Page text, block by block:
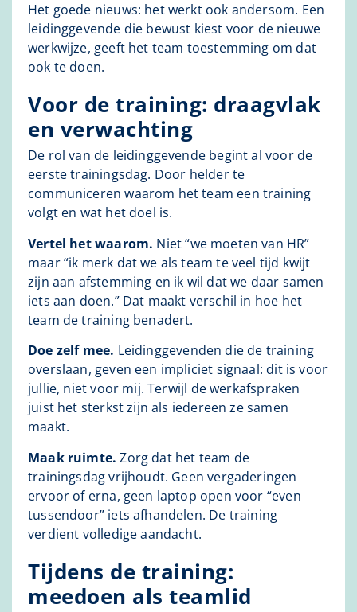
Het goede nieuws: het werkt ook andersom. Een
leidinggevende die bewust kiest voor de nieuwe
werkwijze, geeft het team toestemming om dat
ook te doen.
Voor de training: draagvlak
en verwachting
De rol van de leidinggevende begint al voor de
eerste trainingsdag. Door helder te
communiceren waarom het team een training
volgt en wat het doel is.
Vertel het waarom. Niet “we moeten van HR”
maar “ik merk dat we als team te veel tijd kwijt
zijn aan afstemming en ik wil dat we daar samen
iets aan doen.” Dat maakt verschil in hoe het
team de training benadert.
Doe zelf mee. Leidinggevenden die de training
overslaan, geven een impliciet signaal: dit is voor
jullie, niet voor mij. Terwijl de werkafspraken
juist het sterkst zijn als iedereen ze samen
maakt.
Maak ruimte. Zorg dat het team de
trainingsdag vrijhoudt. Geen vergaderingen
ervoor of erna, geen laptop open voor “even
tussendoor” iets afhandelen. De training
verdient volledige aandacht.
Tijdens de training:
meedoen als teamlid